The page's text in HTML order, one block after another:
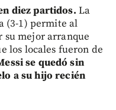
diez partidos. La
(3-1) permite al
su mejor arranque
los locales fueron de
se quedó sin
a su hijo recién